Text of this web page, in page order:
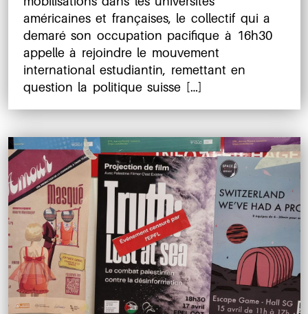
américaines et françaises, le collectif qui a
demaré son occupation pacifique à 16h30
appelle à rejoindre le mouvement
international estudiantin, remettant en
question la politique suisse […]